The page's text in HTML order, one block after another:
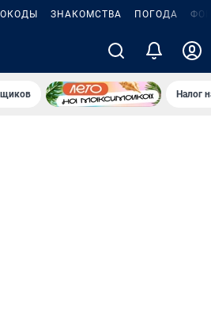
ЗНАКОМСТВА ПОГОДА
Налог